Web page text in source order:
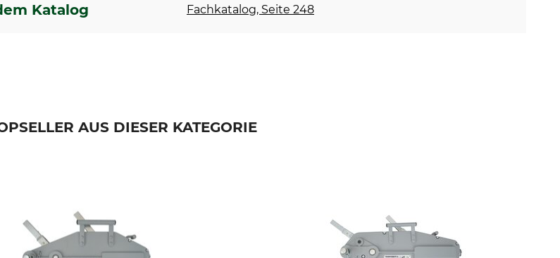
Katalog Fachkatalog, Seite 248
AUS DIESER KATEGORIE